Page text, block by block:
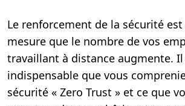
Le renforcement de la sécurité
mesure que le nombre de vos
travaillant à distance augmente.
indispensable que vous
sécurité « Zero Trust » et ce que